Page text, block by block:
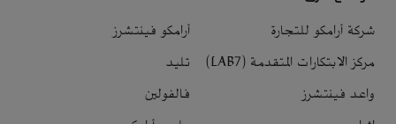
شركة أرامكو للتجارة
أرامكو فينتشرز
مركز الابتكارات المتقدمة (LAB7)
تليد
واعد فينتشرز
فالفولين